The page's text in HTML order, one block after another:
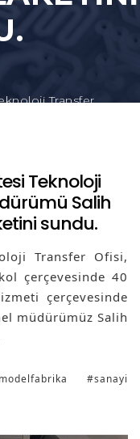
Transfer
Teknoloji
Salih
sundu.
Transfer Ofisi,
çerçevesinde 40
çerçevesinde
müdürümüz Salih
#sanayi